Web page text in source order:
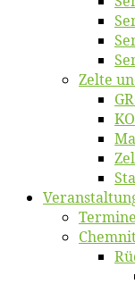
Zel­te
Ter­mi­ne